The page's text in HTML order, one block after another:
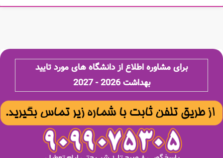
برای مشاوره اطلاع از دانشگاه های مورد تایید
بهداشت 2026 - 2027